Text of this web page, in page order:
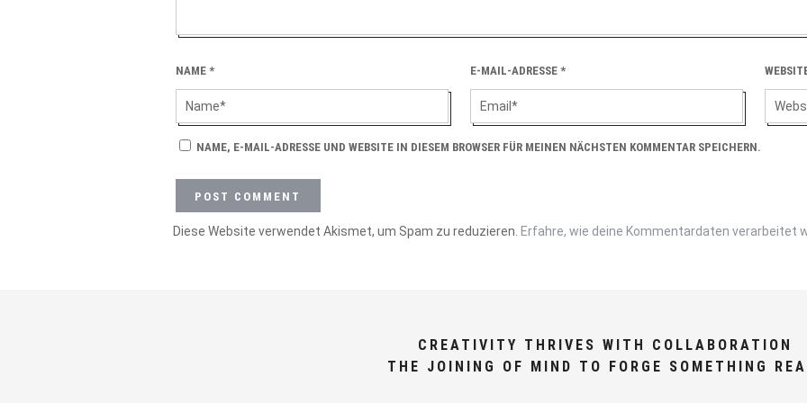
NAME * E-MAIL-ADRESSE *
NAME, E-MAIL-ADRESSE UND WEBSITE IN DIESEM BROWSER FÜR MEINEN NÄCHSTEN KOMMENTAR SPEICHERN.
Diese Website verwendet Akismet, um Spam zu reduzieren. Erfahre, wie deine Kommentardaten verarbeitet
CREATIVITY THRIVES WITH COLLABORATION
THE JOINING OF MIND TO FORGE SOMETHING